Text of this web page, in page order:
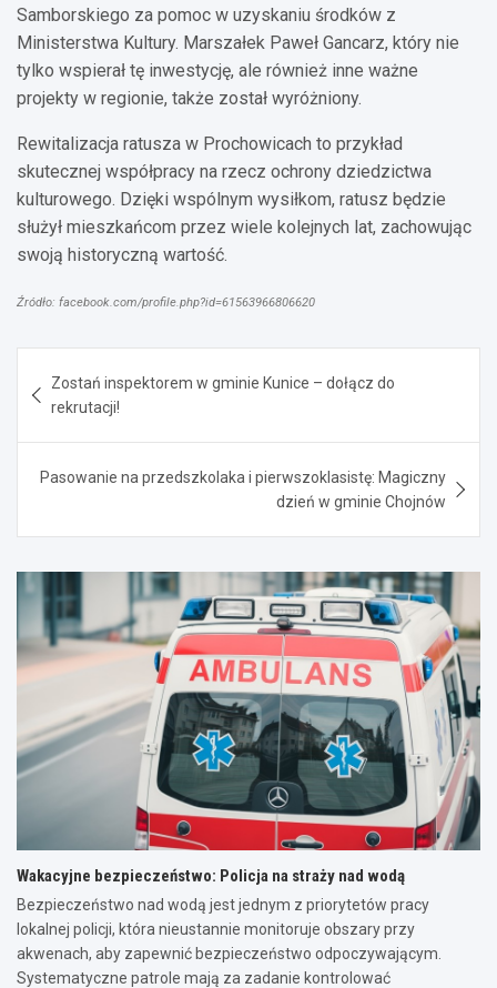
Samborskiego za pomoc w uzyskaniu środków z
Ministerstwa Kultury. Marszałek Paweł Gancarz, który nie
tylko wspierał tę inwestycję, ale również inne ważne
projekty w regionie, także został wyróżniony.
Rewitalizacja ratusza w Prochowicach to przykład
skutecznej współpracy na rzecz ochrony dziedzictwa
kulturowego. Dzięki wspólnym wysiłkom, ratusz będzie
służył mieszkańcom przez wiele kolejnych lat, zachowując
swoją historyczną wartość.
Źródło: facebook.com/profile.php?id=61563966806620
wpisu
Zostań inspektorem w gminie Kunice – dołącz do
rekrutacji!
Pasowanie na przedszkolaka i pierwszoklasistę: Magiczny
dzień w gminie Chojnów
Wakacyjne bezpieczeństwo: Policja na straży nad wodą
Bezpieczeństwo nad wodą jest jednym z priorytetów pracy
lokalnej policji, która nieustannie monitoruje obszary przy
akwenach, aby zapewnić bezpieczeństwo odpoczywającym.
Systematyczne patrole mają za zadanie kontrolować